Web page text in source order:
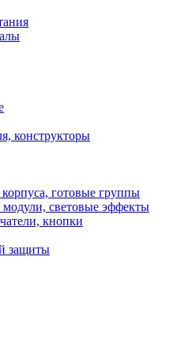
конструкторы
готовые группы
световые эффекты
кнопки
защиты